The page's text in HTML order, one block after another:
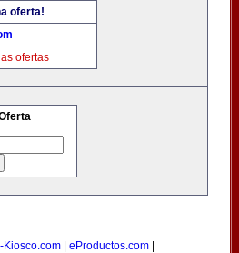
oferta!
ofertas
Kiosco.com eProductos.com